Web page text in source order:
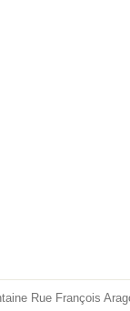
Rue François